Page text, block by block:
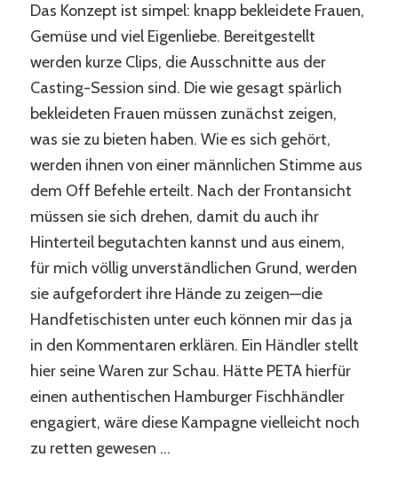
Das Konzept ist simpel: knapp bekleidete Frauen,
Gemüse und viel Eigenliebe. Bereitgestellt
werden kurze Clips, die Ausschnitte aus der
Casting-Session sind. Die wie gesagt spärlich
bekleideten Frauen müssen zunächst zeigen,
was sie zu bieten haben. Wie es sich gehört,
werden ihnen von einer männlichen Stimme aus
dem Off Befehle erteilt. Nach der Frontansicht
müssen sie sich drehen, damit du auch ihr
Hinterteil begutachten kannst und aus einem,
für mich völlig unverständlichen Grund, werden
sie aufgefordert ihre Hände zu zeigen—die
Handfetischisten unter euch können mir das ja
in den Kommentaren erklären. Ein Händler stellt
hier seine Waren zur Schau. Hätte PETA hierfür
einen authentischen Hamburger Fischhändler
engagiert, wäre diese Kampagne vielleicht noch
zu retten gewesen …